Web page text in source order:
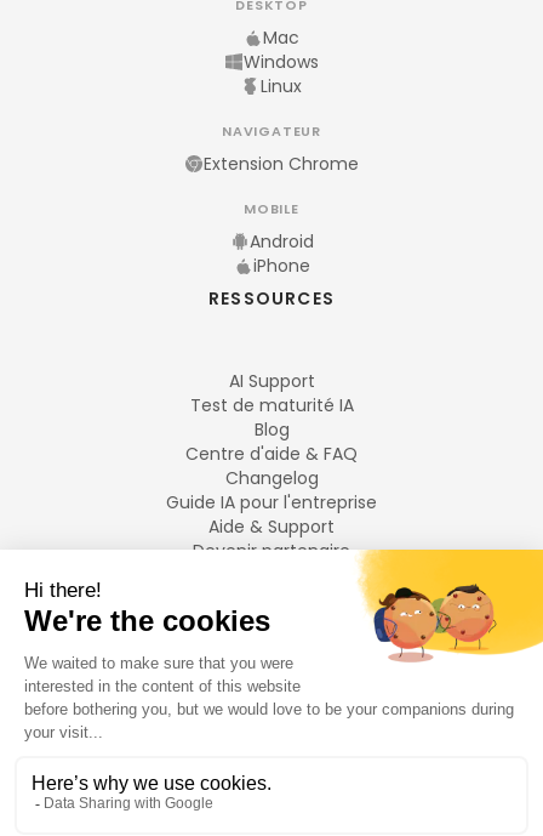
DESKTOP
Mac
Windows
Linux
NAVIGATEUR
Extension Chrome
MOBILE
Android
iPhone
RESSOURCES
AI Support
Test de maturité IA
Blog
Centre d'aide & FAQ
Changelog
Guide IA pour l'entreprise
Aide & Support
Devenir partenaire
LANGUES
Français
English